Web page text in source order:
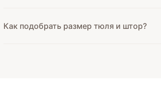
Как подобрать размер тюля и штор?